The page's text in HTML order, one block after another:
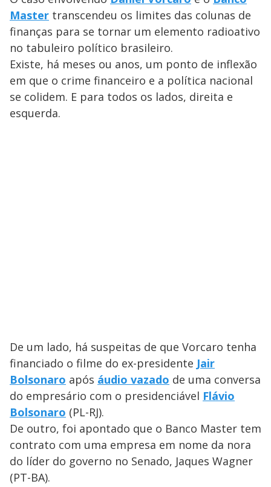
Master transcendeu os limites das colunas de
finanças para se tornar um elemento radioativo
no tabuleiro político brasileiro.
Existe, há meses ou anos, um ponto de inflexão
em que o crime financeiro e a política nacional
se colidem. E para todos os lados, direita e
esquerda.
De um lado, há suspeitas de que Vorcaro tenha
financiado o filme do ex-presidente Jair
Bolsonaro após áudio vazado de uma conversa
do empresário com o presidenciável Flávio
Bolsonaro (PL-RJ).
De outro, foi apontado que o Banco Master tem
contrato com uma empresa em nome da nora
do líder do governo no Senado, Jaques Wagner
(PT-BA).